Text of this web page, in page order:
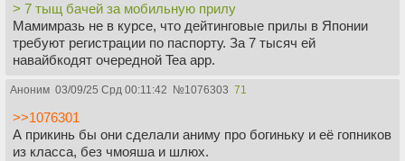
> 7 тыщ бачей за мобильную прилу
Мамимразь не в курсе, что дейтинговые прилы в Японии
требуют регистрации по паспорту. За 7 тысяч ей
навайбкодят очередной Tea app.
Аноним 03/09/25 Срд 00:11:42 №1076303 71
>>1076301
А прикинь бы они сделали аниму про богиньку и её гопников
из класса, без чмояша и шлюх.